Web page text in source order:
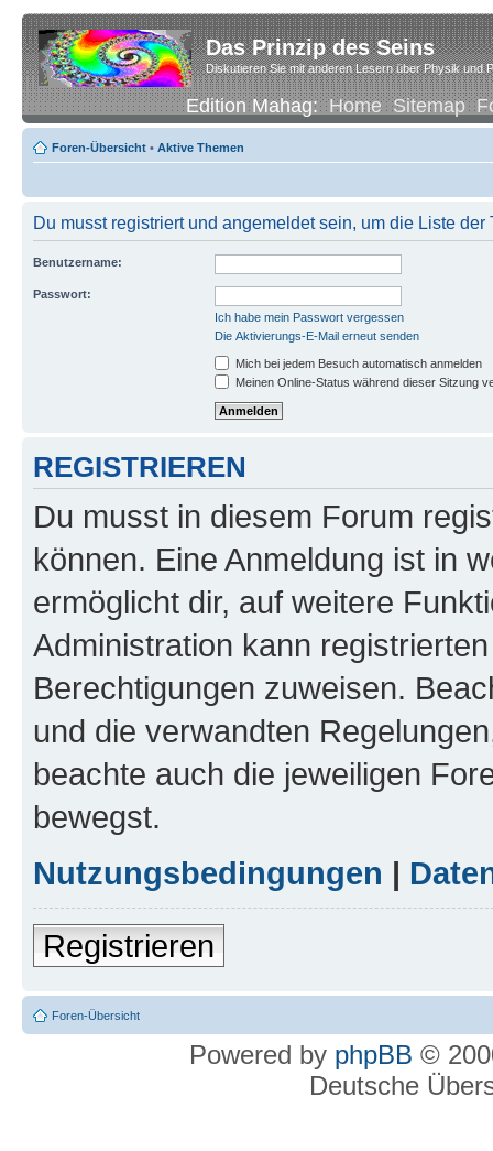
Das Prinzip des Seins
Diskutieren Sie mit anderen Lesern über Physik und
Edition Mahag:Home Sitemap
Foren-Übersicht • Aktive Themen
Du musst registriert und angemeldet sein, um die Liste
Benutzername:
Passwort:
Ich habe mein Passwort vergessen
Die Aktivierungs-E-Mail erneut senden
Mich bei jedem Besuch automatisch anmelden
Meinen Online-Status während dieser Sitzung
REGISTRIEREN
Du musst in diesem Forum
können. Eine Anmeldung ist in
ermöglicht dir, auf weitere
Administration kann
Berechtigungen zuweisen.
und die verwandten
beachte auch die jeweiligen
bewegst.
Nutzungsbedingungen |
Registrieren
Foren-Übersicht
Powered by phpBB ©
Deutsche